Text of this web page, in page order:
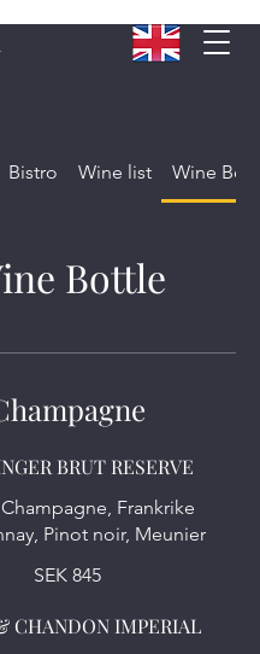
Bistro Wine list Wine
Bottle
BRUT RESERVE
Frankrike
Pinot noir, Meunier
SEK 845
CHANDON IMPERIAL